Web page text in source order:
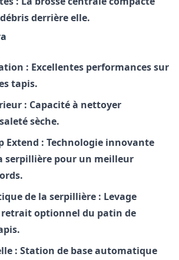
derrière elle.
: Excellentes performances sur
tapis.
: Capacité à nettoyer
sèche.
Extend : Technologie innovante
serpillière pour un meilleur
de la serpillière : Levage
optionnel du patin de
: Station de base automatique